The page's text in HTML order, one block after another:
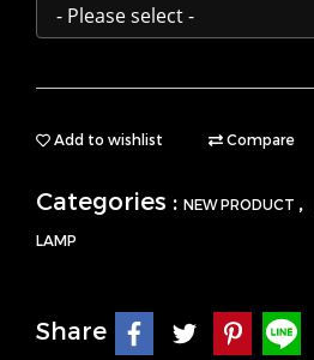
Add to wishlist Compare
Categories : NEW PRODUCT ,
LAMP
Share